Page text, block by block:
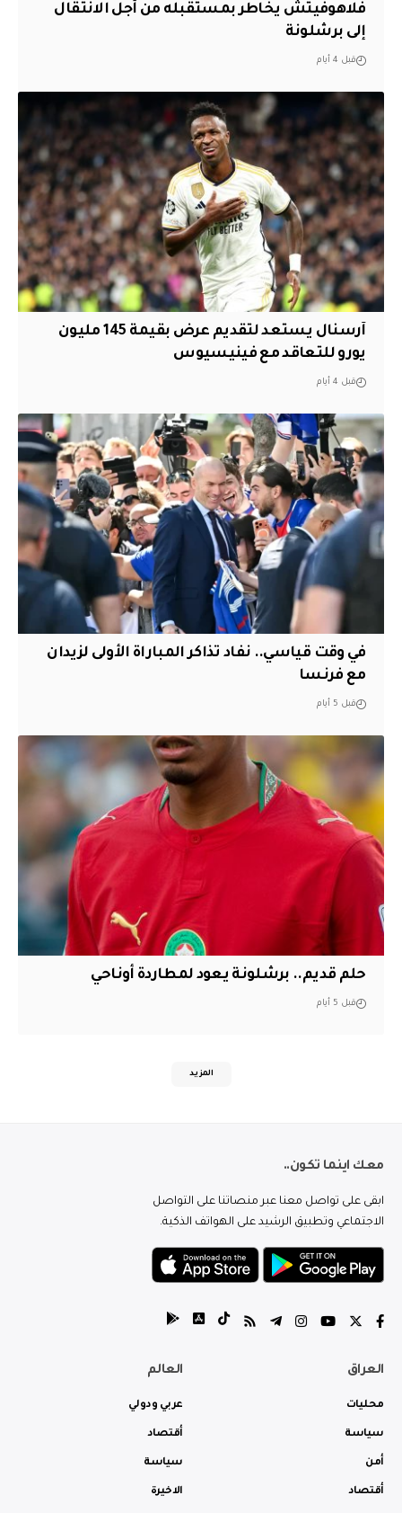
فلاهوفيتش يخاطر بمستقبله من أجل الانتقال
إلى برشلونة
قبل 4 أيام
آرسنال يستعد لتقديم عرض بقيمة 145 مليون
يورو للتعاقد مع فينيسيوس
قبل 4 أيام
في وقت قياسي.. نفاد تذاكر المباراة الأولى لزيدان
مع فرنسا
قبل 5 أيام
حلم قديم.. برشلونة يعود لمطاردة أوناحي
قبل 5 أيام
المزيد
معك اينما تكون..
ابقى على تواصل معنا عبر منصاتنا على التواصل
الاجتماعي وتطبيق الرشيد على الهواتف الذكية.
العراق
محليات
سياسة
أمن
أقتصاد
العالم
عربي ودولي
أقتصاد
سياسة
الاخيرة